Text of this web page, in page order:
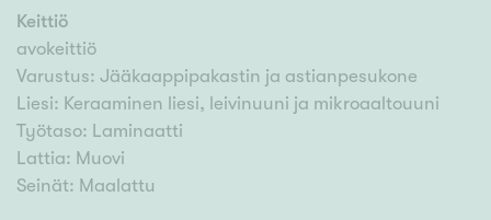
Keittiö
avokeittiö
Varustus: Jääkaappipakastin ja astianpesukone
Liesi: Keraaminen liesi, leivinuuni ja mikroaaltouuni
Työtaso: Laminaatti
Lattia: Muovi
Seinät: Maalattu